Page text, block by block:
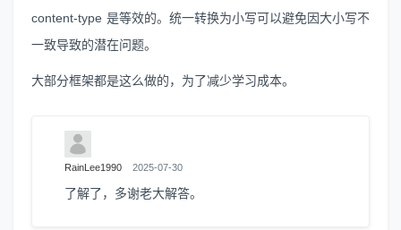
content-type 是等效的。统一转换为小写可以避免因大小写不
一致导致的潜在问题。
大部分框架都是这么做的，为了减少学习成本。
RainLee1990 2025-07-30
了解了，多谢老大解答。